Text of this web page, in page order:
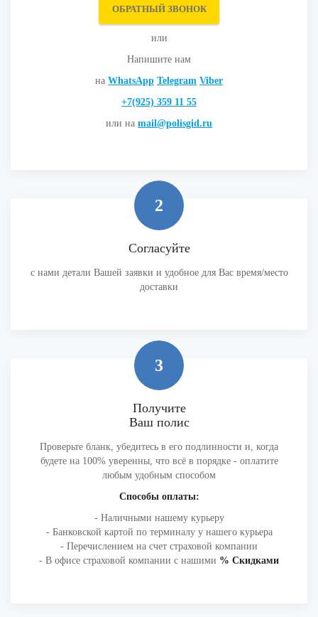
ОБРАТНЫЙ ЗВОНОК
или
Напишите нам
на WhatsApp Telegram Viber
+7(925) 359 11 55
или на mail@polisgid.ru
2
Согласуйте
с нами детали Вашей заявки и удобное для Вас время/место
доставки
3
Получите
Ваш полис
Проверьте бланк, убедитесь в его подлинности и, когда
будете на 100% уверенны, что всё в порядке - оплатите
любым удобным способом
Способы оплаты:
- Наличными нашему курьеру
- Банковской картой по терминалу у нашего курьера
- Перечислением на счет страховой компании
- В офисе страховой компании с нашими % Скидками